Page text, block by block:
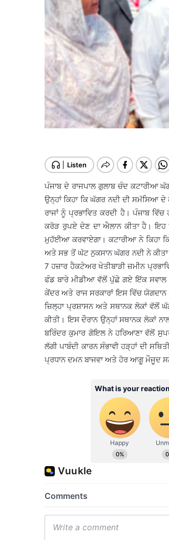
ਪੰਜਾਬ ਦੇ ਰਾਜਪਾਲ ਗੁਲਾਬ ਚੰਦ ਕਟਾਰੀਆ
ਉਨ੍ਹਾਂ ਕਿਹਾ ਕਿ ਘੱਗਰ ਨਦੀ ਦੀ ਸਮੱਸਿਆ
ਰਾਜਾਂ ਨੂੰ ਪ੍ਰਭਾਵਿਤ ਕਰਦੀ ਹੈ। ਪੰਜਾਬ
ਕਰੋੜ ਰੁਪਏ ਦੇਣ ਦਾ ਐਲਾਨ ਕੀਤਾ ਹੈ।
ਮੁਹੱਈਆ ਕਰਵਾਏਗਾ। ਕਟਾਰੀਆ ਨੇ ਕਿਹਾ
ਅਤੇ ਸਭ ਤੋਂ ਘੱਟ ਨੁਕਸਾਨ ਘੱਗਰ ਨਦੀ ਨੇ ਕੀਤਾ
7 ਹਜ਼ਾਰ ਹੈਕਟੇਅਰ ਖੇਤੀਬਾੜੀ ਜ਼ਮੀਨ
ਫੰਡ ਬਾਰੇ ਮੀਡੀਆ ਵੱਲੋਂ ਪੁੱਛੇ ਗਏ ਇੱਕ ਸਵਾਲ
ਕੇਂਦਰ ਅਤੇ ਰਾਜ ਸਰਕਾਰਾਂ ਇਸ ਵਿੱਚ
ਜ਼ਿਲ੍ਹਾ ਪ੍ਰਸ਼ਾਸਨ ਅਤੇ ਸਥਾਨਕ ਲੋਕਾਂ ਵੱਲੋਂ
ਕੀਤੀ। ਇਸ ਦੌਰਾਨ ਉਨ੍ਹਾਂ ਸਥਾਨਕ ਲੋਕਾਂ
ਬਰਿੰਦਰ ਕੁਮਾਰ ਗੋਇਲ ਨੇ ਹਰਿਆਣਾ ਵੱਲੋਂ
ਲੱਗੀ ਪਾਬੰਦੀ ਕਾਰਨ ਸੰਭਾਵੀ ਹੜ੍ਹਾਂ ਦੀ
ਪ੍ਰਧਾਨ ਦਮਨ ਬਾਜਵਾ ਅਤੇ ਹੋਰ ਆਗੂ ਮੌਜੂਦ